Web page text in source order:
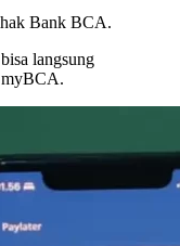
Bank BCA.
langsung
myBCA.